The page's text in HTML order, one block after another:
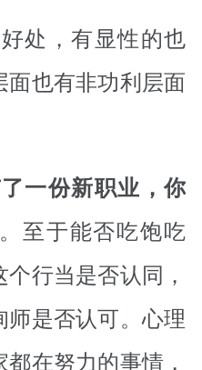
处，有显性的也
也有非功利层面
一份新职业，你
。至于能否吃饱吃
行当是否认同，
是否认可。心理
在努力的事情，